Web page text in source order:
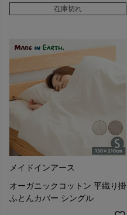
在庫切れ
メイドインアース
オーガニックコットン 平織り掛
ふとんカバー シングル